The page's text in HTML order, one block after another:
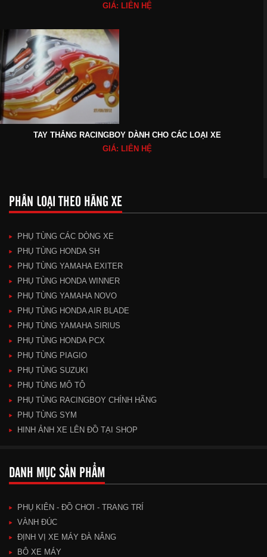
GIÁ: LIÊN HỆ
TAY THẮNG RACINGBOY DÀNH CHO CÁC LOẠI XE
GIÁ: LIÊN HỆ
PHÂN LOẠI THEO HÃNG XE
PHỤ TÙNG CÁC DÒNG XE
PHỤ TÙNG HONDA SH
PHỤ TÙNG YAMAHA EXITER
PHỤ TÙNG HONDA WINNER
PHỤ TÙNG YAMAHA NOVO
PHỤ TÙNG HONDA AIR BLADE
PHỤ TÙNG YAMAHA SIRIUS
PHỤ TÙNG HONDA PCX
PHỤ TÙNG PIAGIO
PHỤ TÙNG SUZUKI
PHỤ TÙNG MÔ TÔ
PHỤ TÙNG RACINGBOY CHÍNH HÃNG
PHỤ TÙNG SYM
HINH ẢNH XE LÊN ĐỒ TẠI SHOP
DANH MỤC SẢN PHẨM
PHỤ KIÊN - ĐỒ CHƠI - TRANG TRÍ
VÀNH ĐÚC
ĐỊNH VỊ XE MÁY ĐÀ NẴNG
BÔ XE MÁY